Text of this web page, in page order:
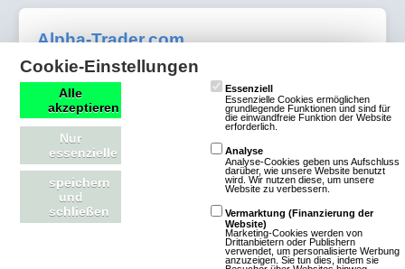
Alpha-Trader.com
4 Bewertungen
Browsergames
Simulation
Wisim
Klassisch
Free To
Die Börse fasziniert
seit Jahrhunderten
Cookie-Einstellungen
Alle
akzeptieren
Nur
essenzielle
speichern
und
schließen
Essenziell
Essenzielle Cookies ermöglichen
grundlegende Funktionen und sind für
die einwandfreie Funktion der Website
erforderlich.
Analyse
Analyse-Cookies geben uns Aufschluss
darüber, wie unsere Website benutzt
wird. Wir nutzen diese, um unsere
Website zu verbessern.
Vermarktung (Finanzierung der
Website)
Marketing-Cookies werden von
Drittanbietern oder Publishern
verwendet, um personalisierte Werbung
anzuzeigen. Sie tun dies, indem sie